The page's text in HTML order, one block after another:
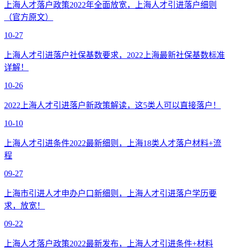
上海人才落户政策2022年全面放宽，上海人才引进落户细则
（官方原文）
10-27
上海人才引进落户社保基数要求，2022上海最新社保基数标准
详解！
10-26
2022上海人才引进落户新政策解读，这5类人可以直接落户！
10-10
上海人才引进条件2022最新细则，上海18类人才落户材料+流
程
09-27
上海市引进人才申办户口新细则，上海人才引进落户学历要
求，放宽！
09-22
上海人才落户政策2022最新发布，上海人才引进条件+材料